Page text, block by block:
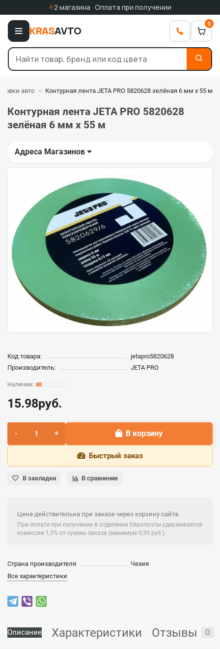
2 магазина · Оплата при получении
KRASAVTO
0
авто Контурная лента JETA PRO 5820628 зелёная 6 мм х 55 м
Контурная лента JETA PRO 5820628
зелёная 6 мм х 55 м
Адреса Магазинов
Код товара:
jetapro5820628
Производитель:
JETA PRO
15.98руб.
В корзину
Быстрый заказ
В закладки В сравнение
Цена действительна при заказе через корзину сайта.
При оплате при получении в отделении Европочты удерживается
комиссия 1,5% от суммы заказа (минимум 0,30 руб.).
Страна производителя
Чехия
Все характеристики
Описание Характеристики Отзывы 0